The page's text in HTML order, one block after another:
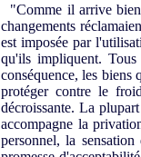
"Comme il arrive bien
changements
est imposée par
qu'ils impliquent.
conséquence, les biens
protéger contre le
décroissante. La
accompagne la
personnel, la